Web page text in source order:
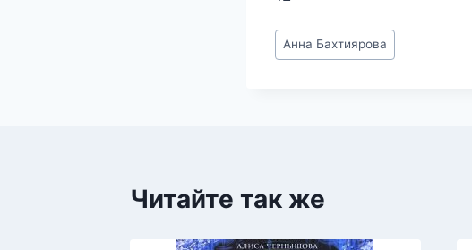
Метки
записи:
Анна Бахтиярова
Читайте так же